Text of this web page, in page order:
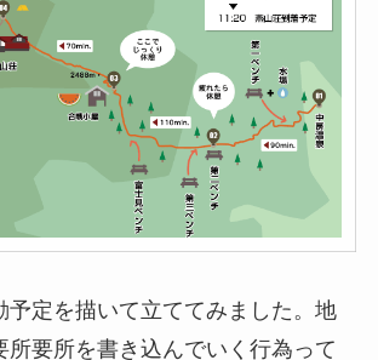
予定を描いて立ててみました。地
所要所を書き込んでいく行為って